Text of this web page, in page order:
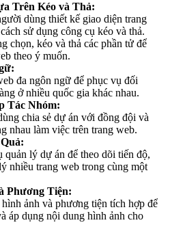
Trên Kéo và Thả:
dùng thiết kế giao diện trang
sử dụng công cụ kéo và thả.
chọn, kéo và thả các phần tử để
theo ý muốn.
đa ngôn ngữ để phục vụ đối
ở nhiều quốc gia khác nhau.
Tác Nhóm:
chia sẻ dự án với đồng đội và
nhau làm việc trên trang web.
quản lý dự án để theo dõi tiến độ,
nhiều trang web trong cùng một
Phương Tiện:
ảnh và phương tiện tích hợp để
áp dụng nội dung hình ảnh cho